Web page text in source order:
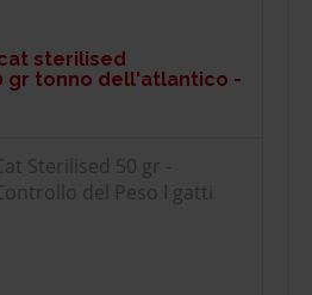
sterilised
gr tonno dell'atlantico -
Sterilised 50 gr -
del Peso I gatti